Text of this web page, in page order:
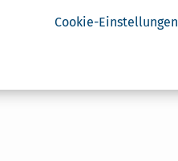
Cookie-Einstellungen